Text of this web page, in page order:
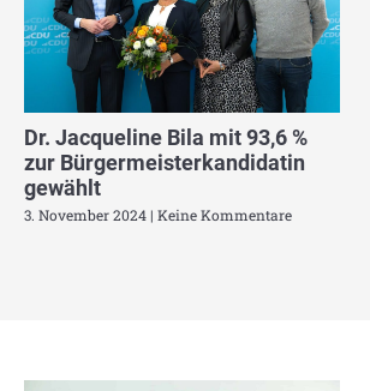
Dr. Jacqueline Bila mit 93,6 %
zur Bürgermeisterkandidatin
gewählt
3. November 2024 Keine Kommentare